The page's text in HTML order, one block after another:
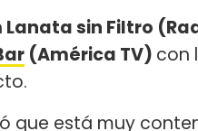
Lanata sin Filtro
(América TV) con
que está muy